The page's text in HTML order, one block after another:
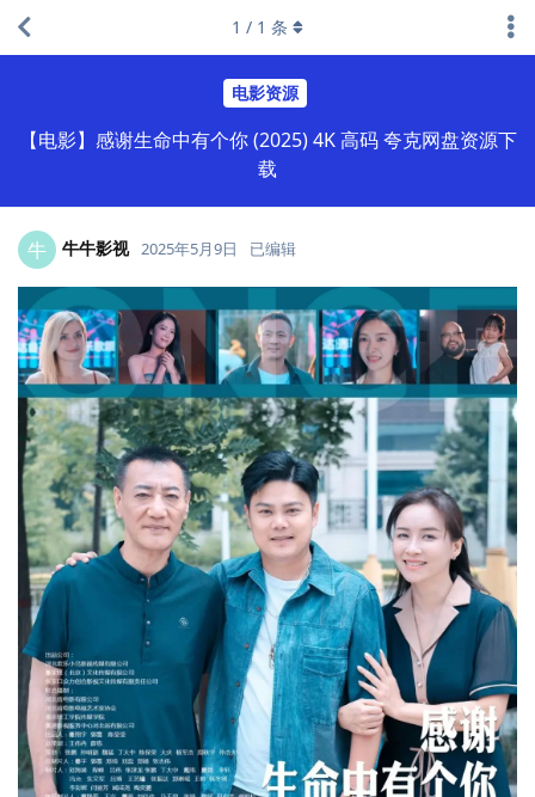
电影资源
【电影】感谢生命中有个你 (2025) 4K 高码 夸克网盘资源下
载
1 / 1 条
牛 牛牛影视 2025年5月9日 已编辑